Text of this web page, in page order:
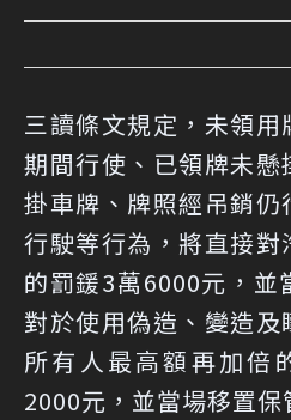
三讀條文規定，未領
期間行使、已領牌未
掛車牌、牌照經吊銷
行駛等行為，將直接
的罰鍰3萬6000元，並
對於使用偽造、變造
所有人最高額再加倍
2000元，並當場移置保